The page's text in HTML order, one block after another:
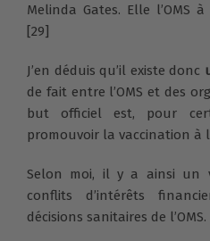
Melinda Gates. Elle l’OMS
[29]
J’en déduis qu’il existe donc
de fait entre l’OMS et des
but officiel est, pour
promouvoir la vaccination à
Selon moi, il y a ainsi un
conflits d’intérêts
décisions sanitaires de l’OMS.